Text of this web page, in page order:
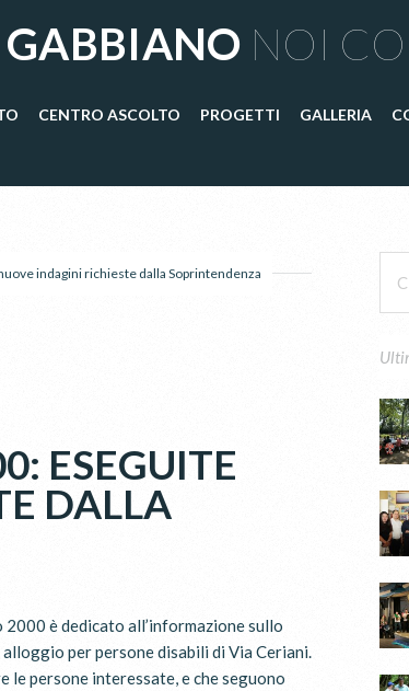
NOI
CENTRO ASCOLTO PROGETTI GALLERIA
indagini richieste dalla Soprintendenza
ESEGUITE
DALLA
è dedicato all’informazione sullo
per persone disabili di Via Ceriani.
le persone interessate, e che seguono